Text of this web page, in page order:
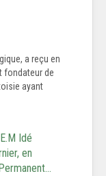
a reçu en
fondateur de
ayant
Idé
en